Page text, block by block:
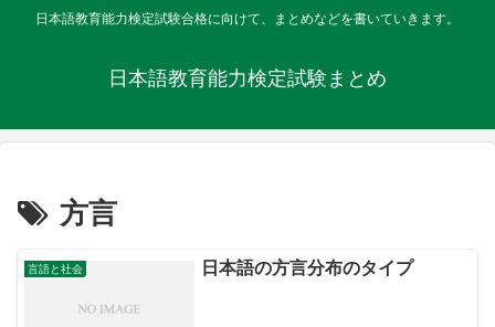
日本語教育能力検定試験合格に向けて、まとめなどを書いていきます。
日本語教育能力検定試験まとめ
方言
言語と社会 日本語の方言分布のタイプ